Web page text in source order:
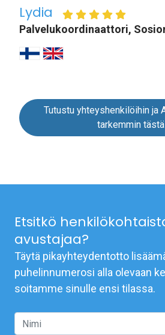
Lydia
Palvelukoordinaattori,
Tutustu yhteyshenkilöihin ja
tarkemmin
Etsitkö
avustajaa?
Täytä pikayhteydentotto
puhelinnumerosi alla olevaan
soitamme sinulle ensi tilassa.